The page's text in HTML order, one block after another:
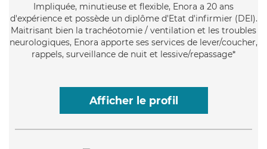
Impliquée, minutieuse et flexible, Enora a 20 ans
d'expérience et possède un diplôme d'Etat d'infirmier (DEI).
Maitrisant bien la trachéotomie / ventilation et les troubles
neurologiques, Enora apporte ses services de lever/coucher,
rappels, surveillance de nuit et lessive/repassage*
Afficher le profil